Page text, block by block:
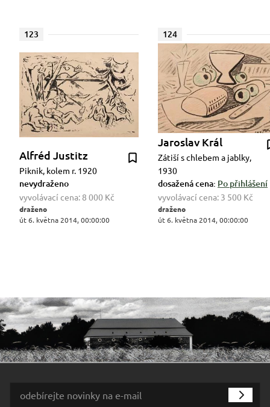
123
Alfréd Justitz
Piknik, kolem r. 1920
nevydraženo
vyvolávací cena: 8 000 Kč
draženo
út 6. května 2014, 00:00:00
124
Jaroslav Král
Zátiší s chlebem a jablky,
1930
dosažená cena: Po přihlášení
vyvolávací cena: 3 500 Kč
draženo
út 6. května 2014, 00:00:00